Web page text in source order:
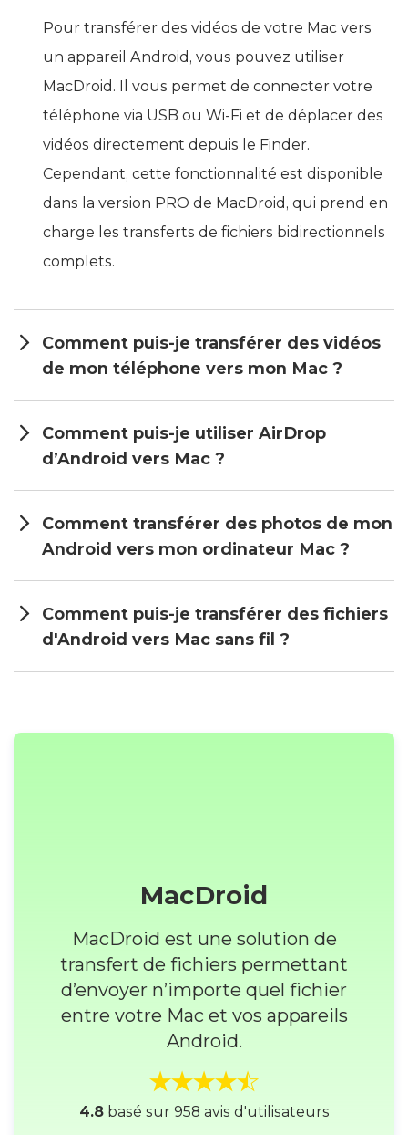
Pour transférer des vidéos de votre Mac vers
un appareil Android, vous pouvez utiliser
MacDroid. Il vous permet de connecter votre
téléphone via USB ou Wi-Fi et de déplacer des
vidéos directement depuis le Finder.
Cependant, cette fonctionnalité est disponible
dans la version PRO de MacDroid, qui prend en
charge les transferts de fichiers bidirectionnels
Comment puis-je transférer des vidéos
de mon téléphone vers mon Mac ?
Comment puis-je utiliser AirDrop
d’Android vers Mac ?
Comment transférer des photos de mon
Android vers mon ordinateur Mac ?
Comment puis-je transférer des fichiers
d'Android vers Mac sans fil ?
MacDroid
MacDroid est une solution de
d’envoyer n’importe quel fichier
entre votre Mac et vos appareils